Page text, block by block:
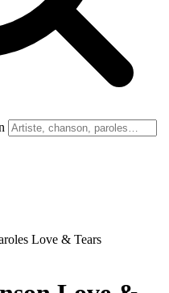
Love & Tears